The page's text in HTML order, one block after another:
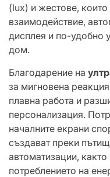
(lux) и жестове, които
взаимодействие,
дисплея и по-удобно
дом.
Благодарение на
за мигновена
плавна работа и
персонализация.
началните екрани
създават преки
автоматизации,
потреблението на